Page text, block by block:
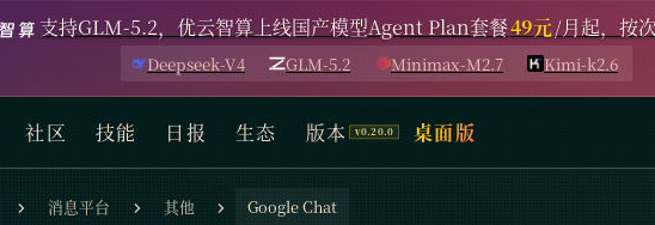
支持GLM-5.2，优云智算上线国产模型Agent Plan套餐49元/月起，按
Deepseek-V4 GLM-5.2 Minimax-M2.7 Kimi-k2.6
社区 技能 日报 生态 版本 桌面版
消息平台 其他 Google Chat